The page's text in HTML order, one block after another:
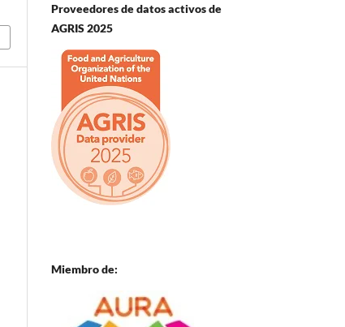
Proveedores de datos activos de
AGRIS 2025
Miembro de: